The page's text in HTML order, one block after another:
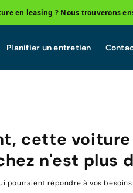
en leasing ? Nous trouverons
Planifier un entretien
cette voiture
n'est plus
pourraient répondre à vos besoins.